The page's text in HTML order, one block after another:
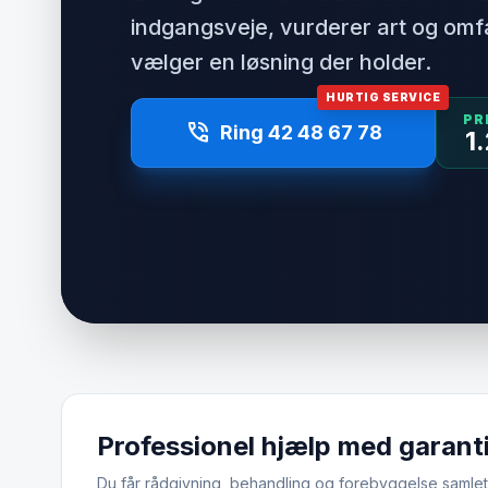
indgangsveje, vurderer art og
vælger en løsning der holder.
HURTIG SERVICE
phone_in_talk Ring 42 48 67 78
Professionel hjælp med garanti
Du får rådgivning, behandling og forebyggelse